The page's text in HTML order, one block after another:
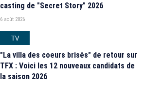
casting de "Secret Story" 2026
6 août 2026
TV
"La villa des coeurs brisés" de retour sur
TFX : Voici les 12 nouveaux candidats de
la saison 2026